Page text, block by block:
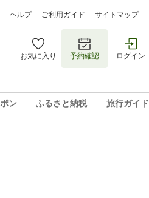
ヘルプ ご利用ガイド サイトマップ
お気に入り 予約確認 ログイン
ン ふるさと納税 旅行ガイド